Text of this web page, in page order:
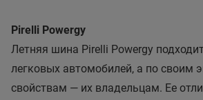
Pirelli Powergy
Летняя шина Pirelli Powergy
легковых автомобилей, а по своим
свойствам — их владельцам. Ее